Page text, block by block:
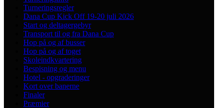
Turneringsregler
Dana Cup Kick Off 19-20 juli 2026
Start og deltagergebyr
Transport til og fra Dana Cup
Hop på og af busser
Hop på og af toget
Skoleindkvartering
Bespisning og menu
Hotel - opgraderinger
Kort over banerne
Finaler
Præmier